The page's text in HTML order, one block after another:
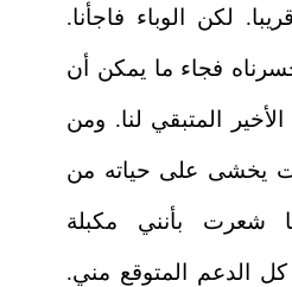
لكن الوباء فاجأنا.
فجاء ما يمكن أن
المتبقي لنا. ومن
يخشى على حياته من
شعرت بأنني مكبلة
الدعم المتوقع مني.